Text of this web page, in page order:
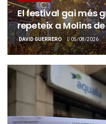
El festival gai més
repeteix a Molins de
DAVID GUERRERO 05/08/2026